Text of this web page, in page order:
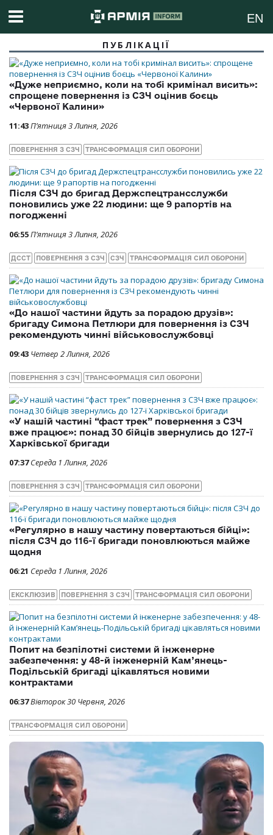
EN
ПУБЛІКАЦІЇ
«Дуже неприємно, коли на тобі кримінал висить»:
спрощене повернення із СЗЧ оцінив боєць
«Червоної Калини»
11:43П’ятниця 3 Липня, 2026
ПОВЕРНЕННЯ З СЗЧ ТРАНСФОРМАЦІЯ СИЛ ОБОРОНИ
Після СЗЧ до бригад Держспецтрансслужби
поновились уже 22 людини: ще 9 рапортів на
погодженні
06:55П’ятниця 3 Липня, 2026
ДССТ ПОВЕРНЕННЯ З СЗЧ СЗЧ ТРАНСФОРМАЦІЯ СИЛ ОБОРОНИ
«До нашої частини йдуть за порадою друзів»:
бригаду Симона Петлюри для повернення із СЗЧ
рекомендують чинні військовослужбовці
09:43 Четвер 2 Липня, 2026
ПОВЕРНЕННЯ З СЗЧ ТРАНСФОРМАЦІЯ СИЛ ОБОРОНИ
«У нашій частині “фаст трек” повернення з СЗЧ
вже працює»: понад 30 бійців звернулись до 127-ї
Харківської бригади
07:37 Середа 1 Липня, 2026
ПОВЕРНЕННЯ З СЗЧ ТРАНСФОРМАЦІЯ СИЛ ОБОРОНИ
«Регулярно в нашу частину повертаються бійці»:
після СЗЧ до 116-ї бригади поновлюються майже
щодня
06:21 Середа 1 Липня, 2026
ЕКСКЛЮЗИВ ПОВЕРНЕННЯ З СЗЧ ТРАНСФОРМАЦІЯ СИЛ ОБОРОНИ
Попит на безпілотні системи й інженерне
забезпечення: у 48-й інженерній Кам’янець-
Подільській бригаді цікавляться новими
контрактами
06:37Вівторок 30 Червня, 2026
ТРАНСФОРМАЦІЯ СИЛ ОБОРОНИ